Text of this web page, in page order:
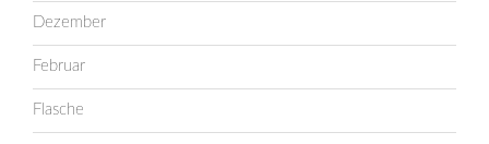
Dezember
Februar
Flasche